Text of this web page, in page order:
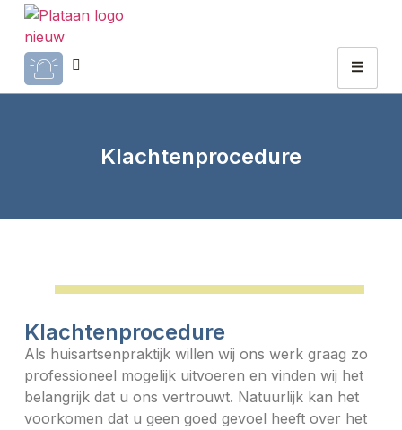
Klachtenprocedure
Klachtenprocedure
Als huisartsenpraktijk willen wij ons werk graag zo
professioneel mogelijk uitvoeren en vinden wij het
belangrijk dat u ons vertrouwt. Natuurlijk kan het
voorkomen dat u geen goed gevoel heeft over het